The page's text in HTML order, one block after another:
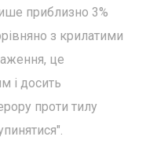
приблизно 3%
з крилатими
це
і досить
проти тилу